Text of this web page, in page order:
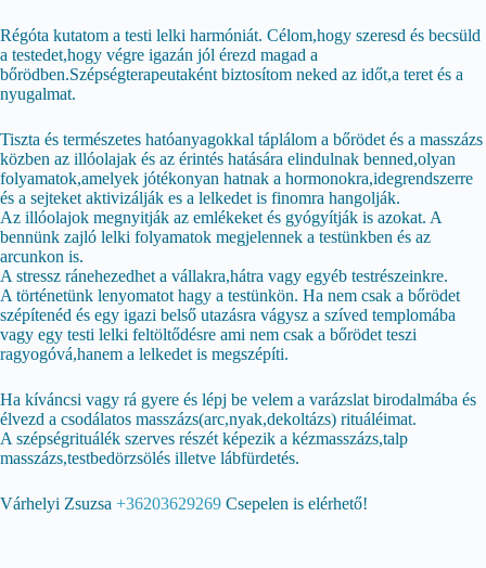
Régóta kutatom a testi lelki harmóniát. Célom,hogy szeresd és becsüld
a testedet,hogy végre igazán jól érezd magad a
bőrödben.Szépségterapeutaként biztosítom neked az időt,a teret és a
nyugalmat.
Tiszta és természetes hatóanyagokkal táplálom a bőrödet és a masszázs
közben az illóolajak és az érintés hatására elindulnak benned,olyan
folyamatok,amelyek jótékonyan hatnak a hormonokra,idegrendszerre
és a sejteket aktivizálják es a lelkedet is finomra hangolják.
Az illóolajok megnyitják az emlékeket és gyógyítják is azokat. A
bennünk zajló lelki folyamatok megjelennek a testünkben és az
arcunkon is.
A stressz ránehezedhet a vállakra,hátra vagy egyéb testrészeinkre.
A történetünk lenyomatot hagy a testünkön. Ha nem csak a bőrödet
szépítenéd és egy igazi belső utazásra vágysz a szíved templomába
vagy egy testi lelki feltöltődésre ami nem csak a bőrödet teszi
ragyogóvá,hanem a lelkedet is megszépíti.
Ha kíváncsi vagy rá gyere és lépj be velem a varázslat birodalmába és
élvezd a csodálatos masszázs(arc,nyak,dekoltázs) rituáléimat.
A szépségrituálék szerves részét képezik a kézmasszázs,talp
masszázs,testbedörzsölés illetve lábfürdetés.
Várhelyi Zsuzsa +36203629269 Csepelen is elérhető!